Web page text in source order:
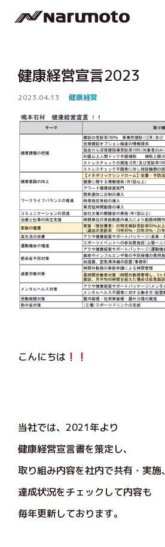
健康経営宣言2023
2023.04.13 健康経営
こんにちは
当社では、2021年より
健康経営宣言書を策定し、
取り組み内容を社内で共有・実施、
達成状況をチェックして内容も
毎年更新しております。